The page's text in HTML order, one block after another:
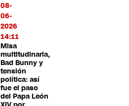
08-
06-
2026
14:11
Misa
multitudinaria,
Bad Bunny y
tensión
política: así
fue el paso
del Papa León